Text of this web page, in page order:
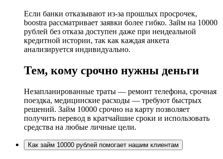
Если банки отказывают из-за прошлых просрочек,
boostra рассматривает заявки более гибко. Займ на 10000
рублей без отказа доступен даже при неидеальной
кредитной истории, так как каждая анкета
анализируется индивидуально.
Тем, кому срочно нужны деньги
Незапланированные траты — ремонт телефона, срочная
поездка, медицинские расходы — требуют быстрых
решений. Займ 10000 срочно на карту позволяет
получить перевод в кратчайшие сроки и использовать
средства на любые личные цели.
Как займ 10000 рублей помогает нашим клиентам